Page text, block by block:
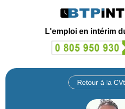
L'emploi en intérim
Retour à la